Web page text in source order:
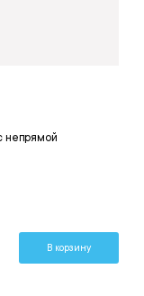
непрямой
В корзину